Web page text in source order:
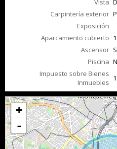
Vista
Carpintería exterior
Exposición
Aparcamiento cubierto 1
Ascensor
Piscina
Impuesto sobre Bienes
Inmuebles
+
-